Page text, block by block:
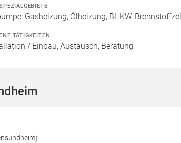
Gasheizung, Ölheizung, BHKW,
TÄTIGKEITEN
/ Einbau, Austausch, Beratung